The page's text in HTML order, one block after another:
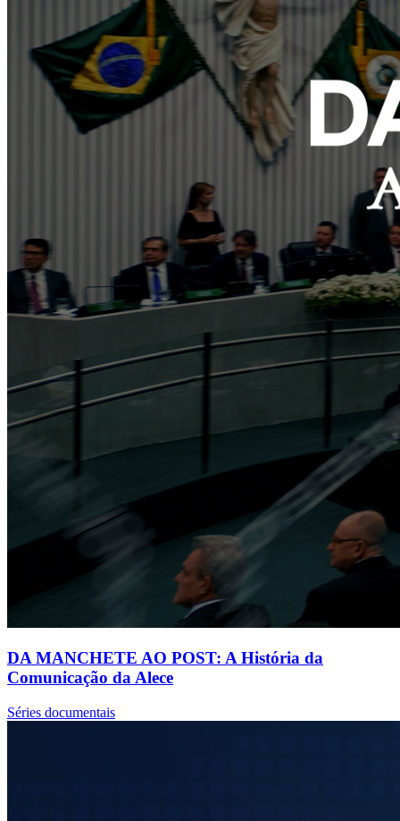
DA MANCHETE AO POST: A História da
Comunicação da Alece
Séries documentais